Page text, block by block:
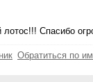
лотос!!! Спасибо
Обратиться по